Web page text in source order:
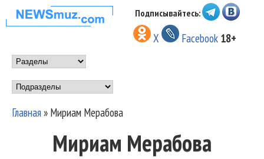
Перейти к основному
содержанию
НОВОСТИ
МУЗЫКИ И
ШОУ БИЗНЕСА
NEWSMUZ.COM
Подписывайтесь:
X Facebook 18+
Main menu
Подразделы
Вы здесь
Главная» Мириам Мерабова
Мириам Мерабова